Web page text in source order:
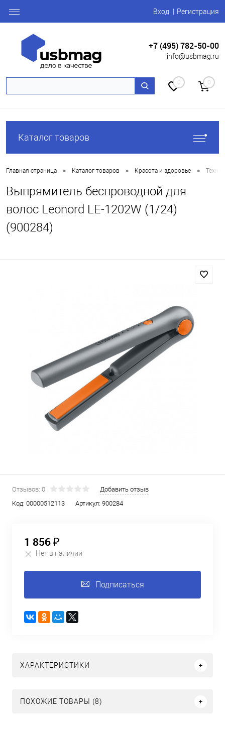
Вход Регистрация
+7 (495) 782-50-00
info@usbmag.ru
0 0
Каталог товаров
Главная страница • Каталог товаров • Красота и здоровье •
Выпрямитель беспроводной для
волос Leonord LE-1202W (1/24)
(900284)
Отзывов: 0
Добавить отзыв
Код: 00000512113 Артикул: 900284
1 856 ₽
Нет в наличии
Подписаться
ХАРАКТЕРИСТИКИ
ПОХОЖИЕ ТОВАРЫ (8)